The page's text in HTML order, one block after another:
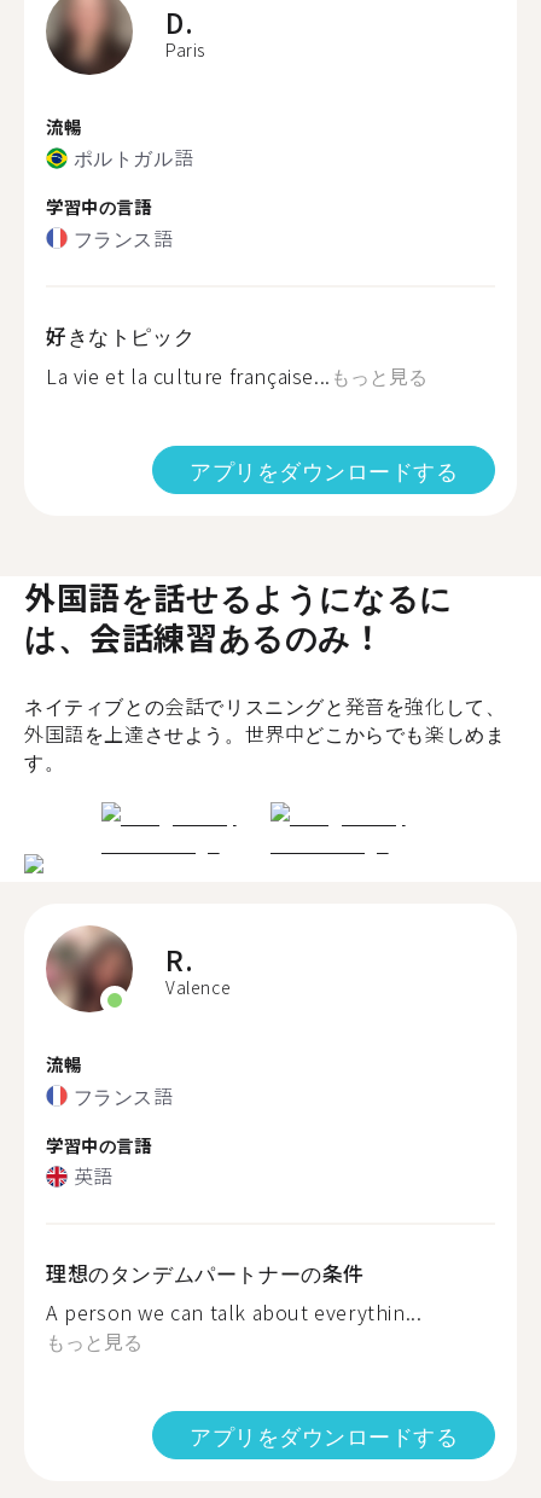
D.
Paris
流暢
ポルトガル語
学習中の言語
フランス語
好きなトピック
La vie et la culture française... もっと見る
アプリをダウンロードする
外国語を話せるようになるに
は、会話練習あるのみ！
ネイティブとの会話でリスニングと発音を強化して、
外国語を上達させよう。世界中どこからでも楽しめま
す。
R.
Valence
流暢
フランス語
学習中の言語
英語
理想のタンデムパートナーの条件
A person we can talk about everythin...
もっと見る
アプリをダウンロードする